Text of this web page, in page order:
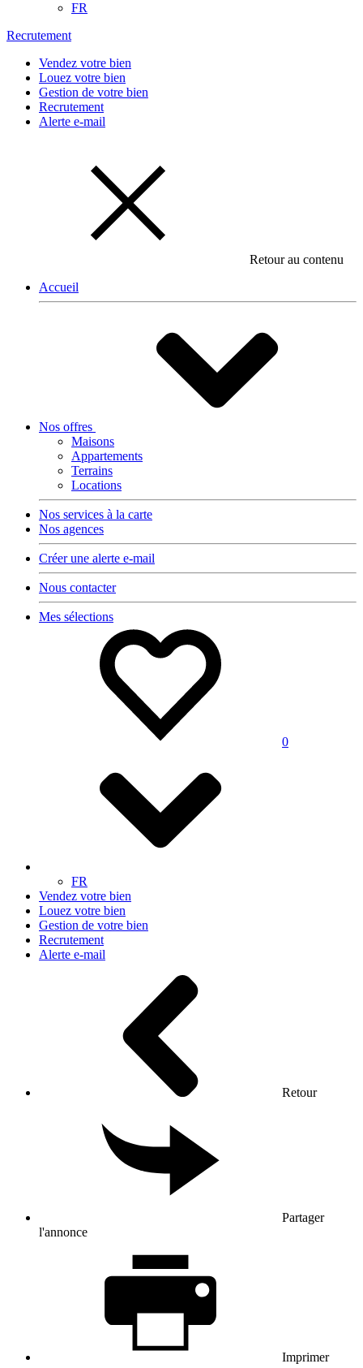
FR
Recrutement
Vendez votre bien
Louez votre bien
Gestion de votre bien
Recrutement
Alerte e-mail
Retour au contenu
Accueil
Nos offres
Maisons
Appartements
Terrains
Locations
Nos services à la carte
Nos agences
Créer une alerte e-mail
Nous contacter
Mes sélections
0
FR
Vendez votre bien
Louez votre bien
Gestion de votre bien
Recrutement
Alerte e-mail
Retour
Partager
l'annonce
Imprimer